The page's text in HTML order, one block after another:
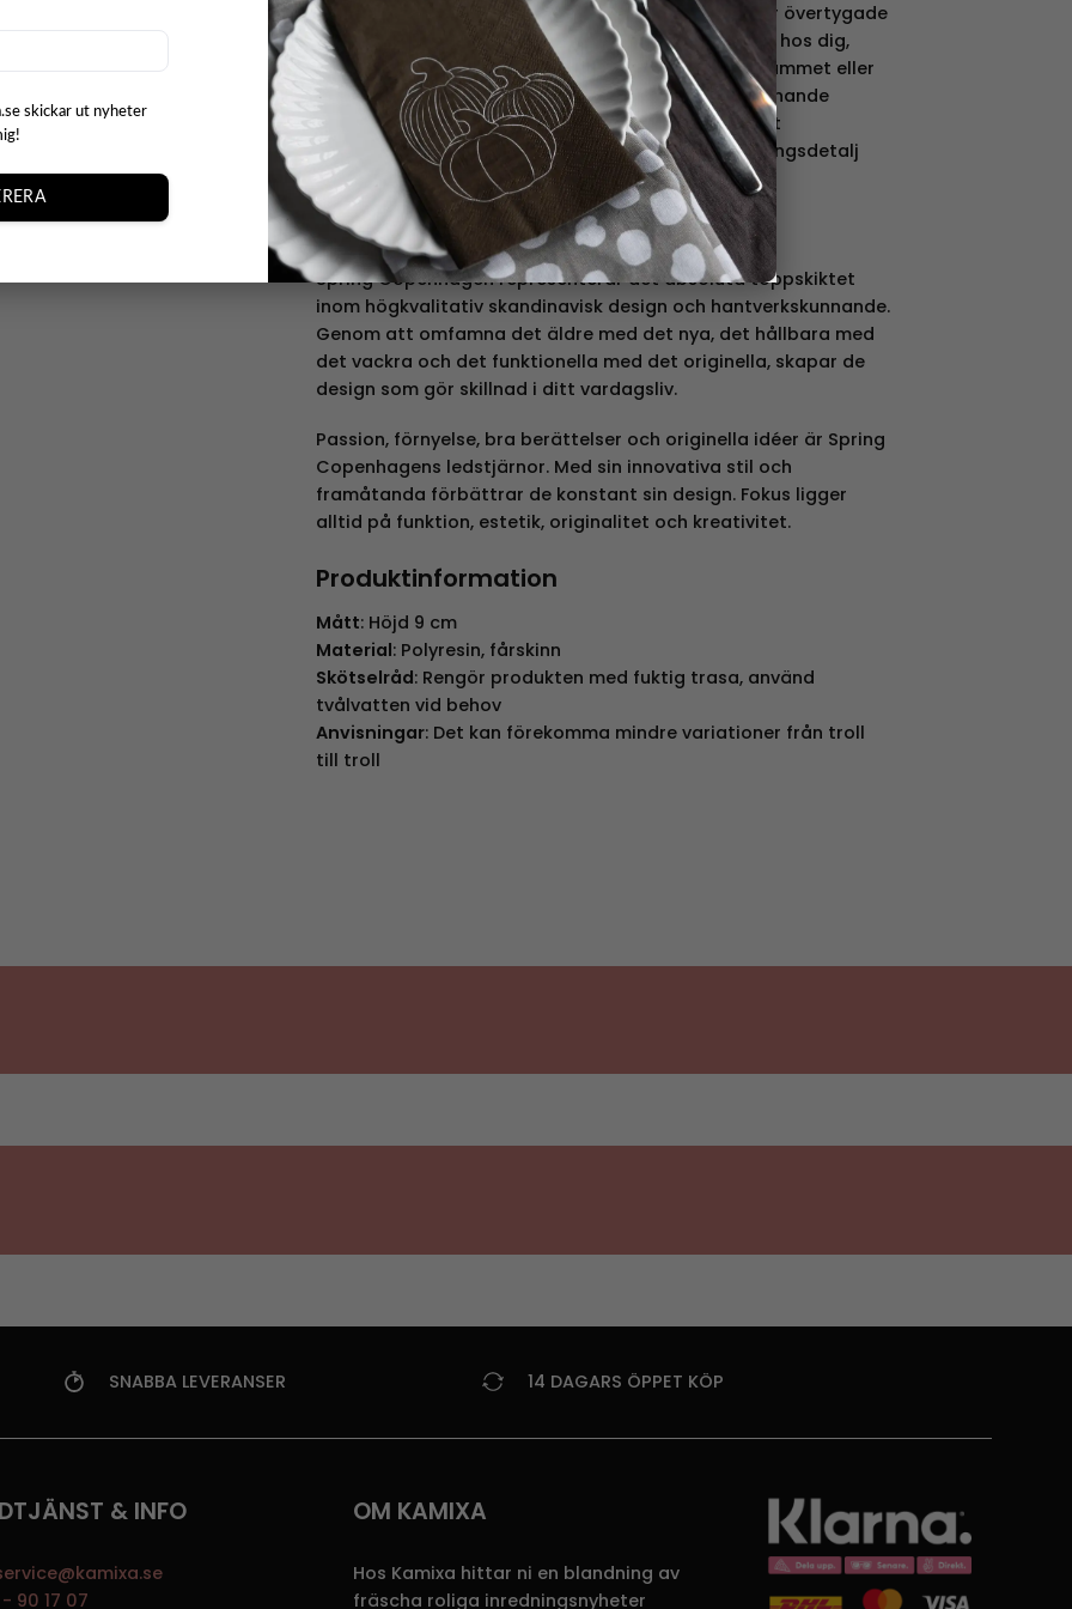
skickar ut nyheter
specialdesignade, i vårt inredningssortiment och är övertygade
om att de kommer göra sig fantastiskt bra hemma hos dig,
oavsett om du väljer att placera dem i hallen, sovrummet eller
vardagsrummet. De små trollen finns i många spännande
färger, tre olika storlekar och innehar alla ett riktigt
imponerande hår. Med andra ord en perfekt inredningsdetalj
att ställa upp på ett
Designer och formgivare
Spring Copenhagen representerar det absoluta toppskiktet
inom högkvalitativ skandinavisk design och hantverkskunnande.
Genom att omfamna det äldre med det nya, det hållbara med
det vackra och det funktionella med det originella, skapar de
design som gör skillnad i ditt vardagsliv.
Passion, förnyelse, bra berättelser och originella idéer är Spring
Copenhagens ledstjärnor. Med sin innovativa stil och
framåtanda förbättrar de konstant sin design. Fokus ligger
alltid på funktion, estetik, originalitet och kreativitet.
Produktinformation
Mått: Höjd 9 cm
Material: Polyresin, fårskinn
Skötselråd: Rengör produkten med fuktig trasa, använd
tvålvatten vid behov
Anvisningar: Det kan förekomma mindre variationer från troll
till troll
SNABBA LEVERANSER 14 DAGARS ÖPPET KÖP
& INFO
90 17 07
OM KAMIXA
Hos Kamixa hittar ni en blandning av
fräscha roliga inredningsnyheter